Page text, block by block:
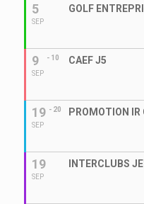
5
SEP
GOLF
9
SEP
- 10 CAEF J5
19
SEP
- 20 PROMOTION IR
19
SEP
INTERCLUBS